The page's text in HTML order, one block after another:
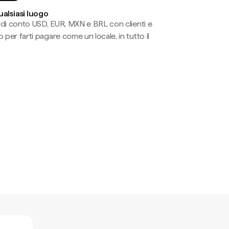
luogo
conto USD, EUR, MXN e BRL con clienti e
farti pagare come un locale, in tutto il